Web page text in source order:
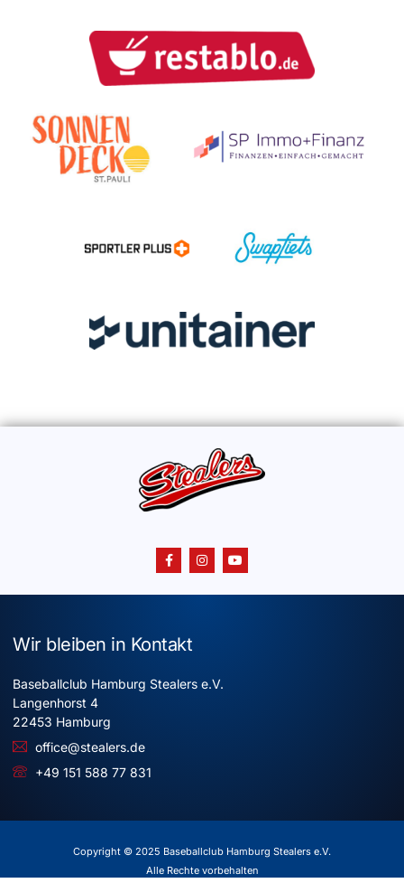
Wir bleiben in Kontakt
Baseballclub Hamburg Stealers e.V.
Langenhorst 4
22453 Hamburg
office@stealers.de
+49 151 588 77 831
Copyright © 2025 Baseballclub Hamburg Stealers e.V.
Alle Rechte vorbehalten